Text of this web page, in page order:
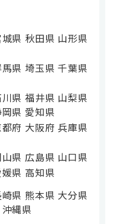
県 秋田県 山形県
県 埼玉県 千葉県
県 福井県 山梨県
県 愛知県
府 大阪府 兵庫県
県 広島県 山口県
県 高知県
県 熊本県 大分県
沖縄県